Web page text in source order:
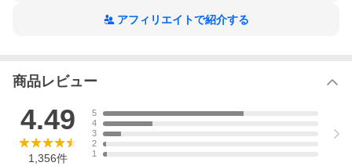
アフィリエイトで紹介する
商品レビュー
4.49
1,356件
5
4
3
2
1